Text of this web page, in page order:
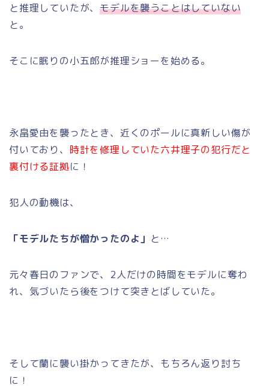
と推理していたが、モデルを襲うことはしていない
と。
そこに眠りの小五郎が推理ショーを始める。
永畠愛由を襲ったとき、近くのポールに真新しい傷が
付いており、 時計を修理していた六井理子の犯行だと
裏付ける証拠に！
犯人の動機は、
「モデルたちが憎かったのよ」 と…
元々春日のファンで、2人だけの時間をモデルに奪わ
れ、気づいたら後をつけて突きとばしていた。
そして蘭に襲い掛かってきたが、もちろん返り討ち
に！